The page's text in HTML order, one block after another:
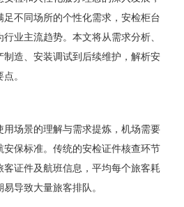
不同场所的个性化需求，安检柜台
业主流趋势。本文将从需求分析、
造、安装调试到后续维护，解析安
。
场景的理解与需求提炼，机场需要
安保标准。传统的安检证件核查环节
证件及航班信息，平均每个旅客耗
导致大量旅客排队。